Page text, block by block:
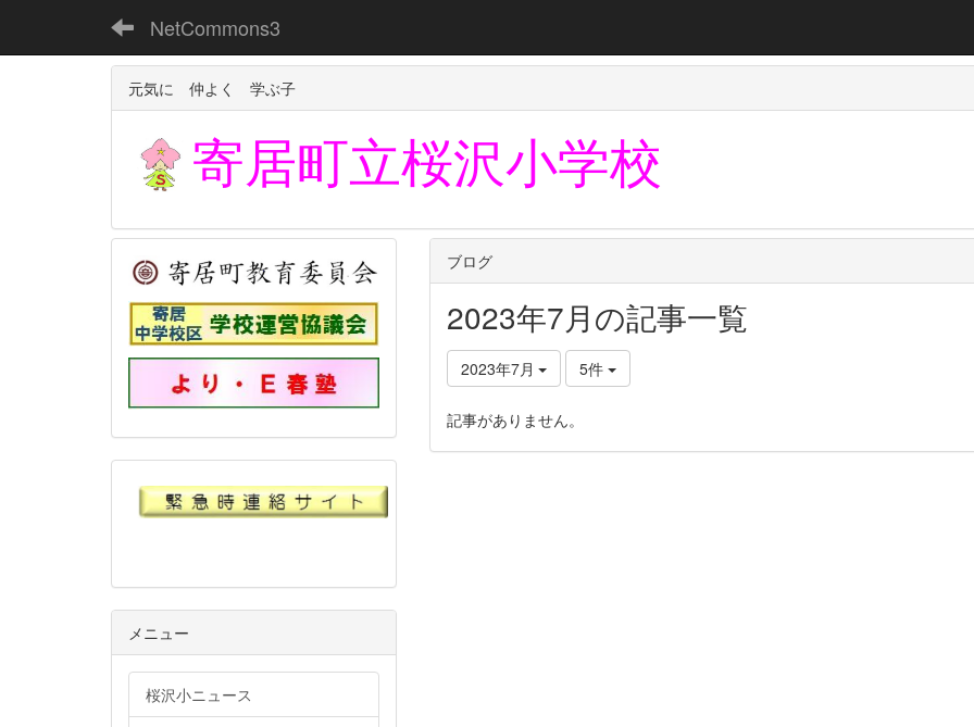
NetCommons3
元気に 仲よく 学ぶ子
寄居町立桜沢小学校
ブログ
2023年7月の記事一覧
2023年7月 5件
記事がありません。
メニュー
桜沢小ニュース